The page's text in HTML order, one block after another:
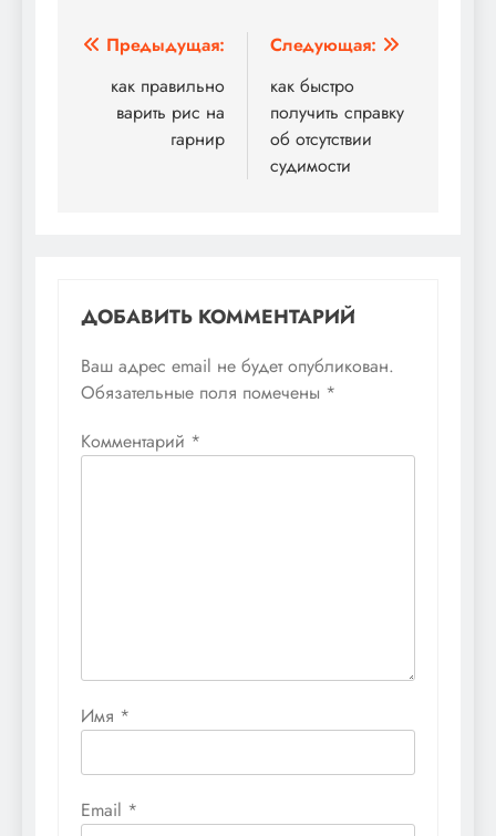
Навигация
записям
Предыдущая:
как правильно
варить рис на
гарнир
Следующая:
как быстро
получить справку
об отсутствии
судимости
ДОБАВИТЬ КОММЕНТАРИЙ
Ваш адрес email не будет опубликован.
Обязательные поля помечены *
Комментарий *
Имя *
Email *